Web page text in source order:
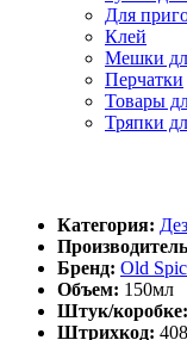
Для
Клей
Мешки
Перчатки
Товары
Тряпки
Категория:
Бренд: Old
Объем: 150мл
Штук/коробке:
Штрихкод: